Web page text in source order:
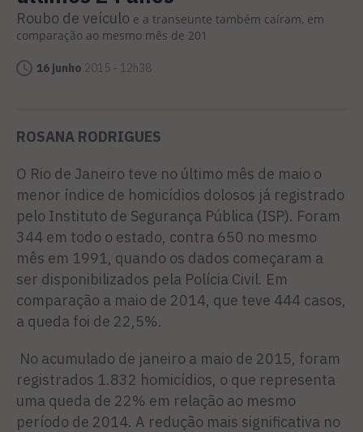
Roubo de veículo e a transeunte também caíram, em
comparação ao mesmo mês de 201
16 junho 2015 - 12h38
ROSANA RODRIGUES
O Rio de Janeiro teve no último mês de maio o
menor índice de homicídios dolosos já registrado
pelo Instituto de Segurança Pública (ISP). Foram
344 em todo o estado, contra 650 no mesmo
mês em 1991, quando os dados começaram a
ser disponibilizados pela Polícia Civil. Em
comparação a maio de 2014, que teve 444 casos,
a queda foi de 22,5%.
No acumulado de janeiro a maio de 2015, foram
registrados 1.832 homicídios, o que representa
uma queda de 22% em relação ao mesmo
período de 2014. A redução mais significativa no